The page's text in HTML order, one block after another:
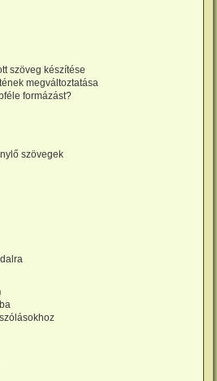
szöveg készítése
megváltoztatása
formázást?
szövegek